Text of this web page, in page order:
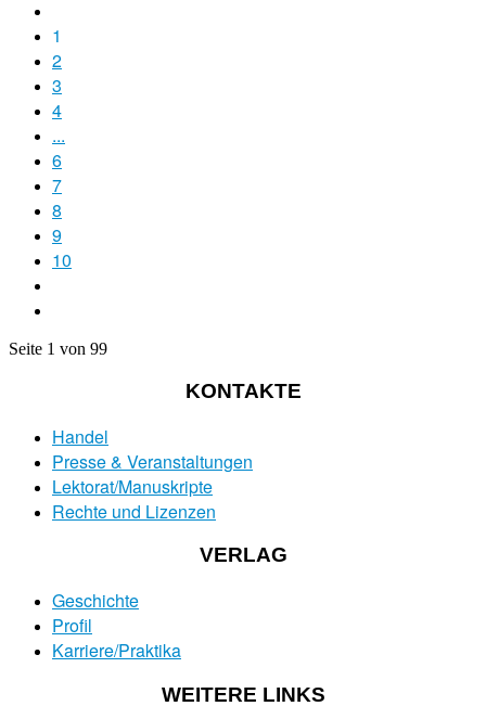
1
2
3
4
...
6
7
8
9
10
Seite 1 von 99
KONTAKTE
Handel
Presse & Veranstaltungen
Lektorat/Manuskripte
Rechte und Lizenzen
VERLAG
Geschichte
Profil
Karriere/Praktika
WEITERE LINKS